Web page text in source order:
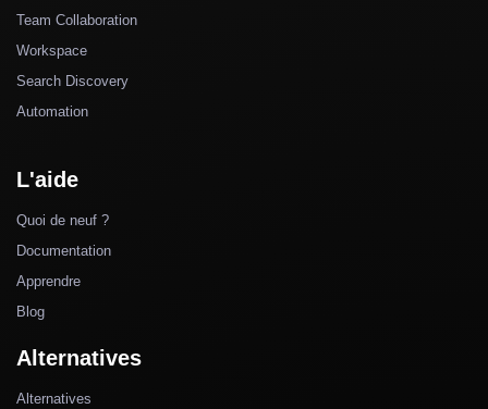
Team Collaboration
Workspace
Search Discovery
Automation
L'aide
Quoi de neuf ?
Documentation
Apprendre
Blog
Alternatives
Alternatives